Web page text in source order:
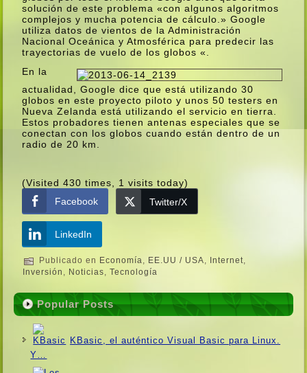
solución de este problema «con algunos algoritmos
complejos y mucha potencia de cálculo.» Google
utiliza datos de vientos de la Administración
Nacional Oceánica y Atmosférica para predecir las
trayectorias de vuelo de los globos «.
En la
actualidad, Google dice que está utilizando 30
globos en este proyecto piloto y unos 50 testers en
Nueva Zelanda está utilizando el servicio en tierra.
Estos probadores tienen antenas especiales que se
conectan con los globos cuando están dentro de un
radio de 20 km.
(Visited 430 times, 1 visits today)
Facebook
Twitter/X
LinkedIn
Publicado en Economí­a, EE.UU / USA, Internet,
Inversión , Noticias,Tecnologí­a
Popular Posts
KBasic, el auténtico Visual Basic para Linux.
Y…